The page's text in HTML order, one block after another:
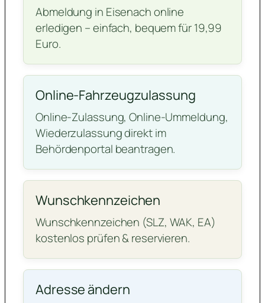
Abmeldung in Eisenach online
erledigen – einfach, bequem für 19,99
Euro.
Online-Fahrzeugzulassung
Online-Zulassung, Online-Ummeldung,
Wiederzulassung direkt im
Behördenportal beantragen.
Wunschkennzeichen
Wunschkennzeichen (SLZ, WAK, EA)
kostenlos prüfen & reservieren.
Adresse ändern